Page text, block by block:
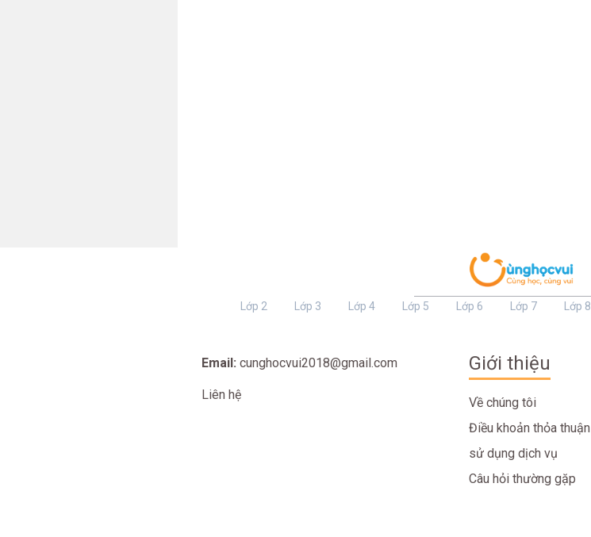
Lớp 2 Lớp 3 Lớp 4 Lớp 5 Lớp 6 Lớp 7 Lớp 8
Email: cunghocvui2018@gmail.com
Liên hệ
Giới thiệu
Về chúng tôi
Điều khoản thỏa thuận
sử dụng dịch vụ
Câu hỏi thường gặp